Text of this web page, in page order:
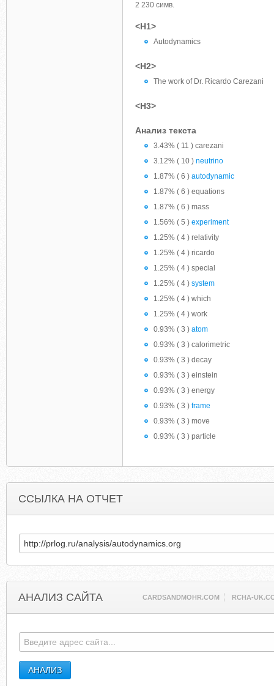
2 230 симв.
<H1>
Autodynamics
<H2>
The work of Dr. Ricardo Carezani
<H3>
Анализ текста
3.43% ( 11 ) carezani
3.12% ( 10 ) neutrino
1.87% ( 6 ) autodynamic
1.87% ( 6 ) equations
1.87% ( 6 ) mass
1.56% ( 5 ) experiment
1.25% ( 4 ) relativity
1.25% ( 4 ) ricardo
1.25% ( 4 ) special
1.25% ( 4 ) system
1.25% ( 4 ) which
1.25% ( 4 ) work
0.93% ( 3 ) atom
0.93% ( 3 ) calorimetric
0.93% ( 3 ) decay
0.93% ( 3 ) einstein
0.93% ( 3 ) energy
0.93% ( 3 ) frame
0.93% ( 3 ) move
0.93% ( 3 ) particle
ССЫЛКА НА ОТЧЕТ
АНАЛИЗ САЙТА CARDSANDMOHR.COM RCHA-